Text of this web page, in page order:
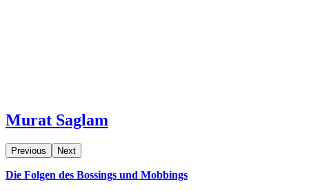
Murat Saglam
Previous Next
Die Folgen des Bossings und Mobbings